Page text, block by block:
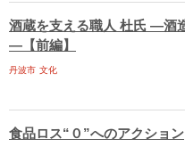
酒蔵を支える職人 杜氏 ―酒
―【前編】
丹波市 文化
食品ロス“０”へのアクション